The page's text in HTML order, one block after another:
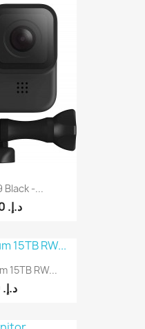
Black -...
1,250.00 د.إ.‏
15TB RW...
166.00 د.إ.‏